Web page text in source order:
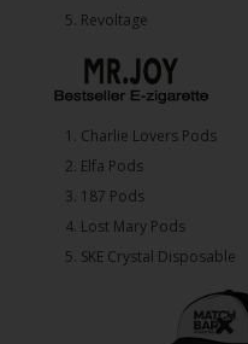
5. ⁠Revoltage
1.⁠ ⁠Charlie Lovers Pods
2.⁠ ⁠⁠Elfa Pods
3.⁠ ⁠⁠187 Pods
4.⁠ ⁠⁠Lost Mary Pods
5.⁠ ⁠⁠SKE Crystal Disposable